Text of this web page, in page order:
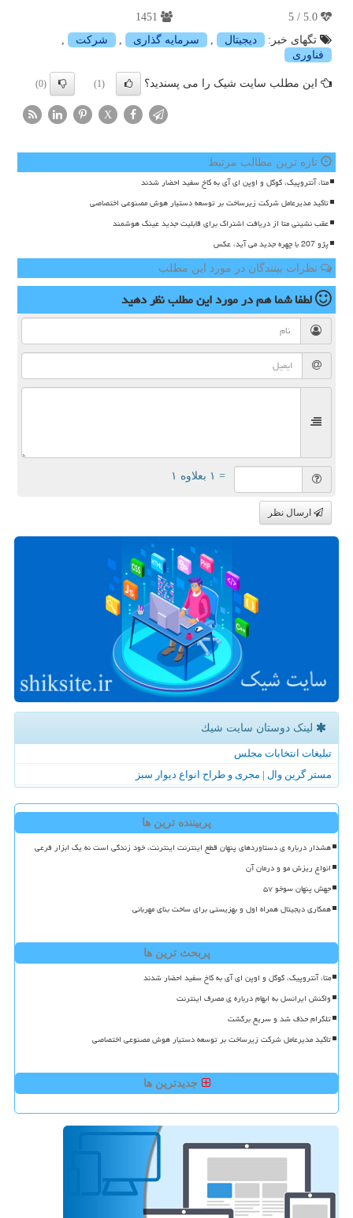
تگهای خبر:
دیجیتال سرمایه گذاری شركت
فناوری
این مطلب سایت شیک را می پسندید؟ (1)
(0)
X
تازه ترین مطالب مرتبط
متا، آنتروپیک، گوگل و اوپن ای آی به کاخ سفید احضار شدند
تاکید مدیرعامل شرکت زیرساخت بر توسعه دستیار هوش مصنوعی اختصاصی
عقب نشینی متا از دریافت اشتراک برای قابلیت جدید عینک هوشمند
پژو 207 با چهره جدید می آید، عکس
نظرات بینندگان در مورد این مطلب
لطفا شما همدر مورد این مطلبنظر دهید
= ۱ بعلاوه ۱
ارسال نظر
لینک دوستان سایت شیك
تبلیغات انتخابات مجلس
مستر گرین وال | مجری و طراح انواع دیوار سبز
پربیننده ترین ها
هشدار درباره ی دستاوردهای پنهان قطع اینترنت اینترنت، خود زندگی است نه یک ابزار فرعی
انواع ریزش مو و درمان آن
جهش پنهان سوخو ۵۷
همکاری دیجیتال همراه اول و بهزیستی برای ساخت بنای مهربانی
پربحث ترین ها
متا، آنتروپیک، گوگل و اوپن ای آی به کاخ سفید احضار شدند
واکنش ایرانسل به ابهام درباره ی مصرف اینترنت
تلگرام حذف شد و سریع برگشت
تاکید مدیرعامل شرکت زیرساخت بر توسعه دستیار هوش مصنوعی اختصاصی
جدیدترین ها